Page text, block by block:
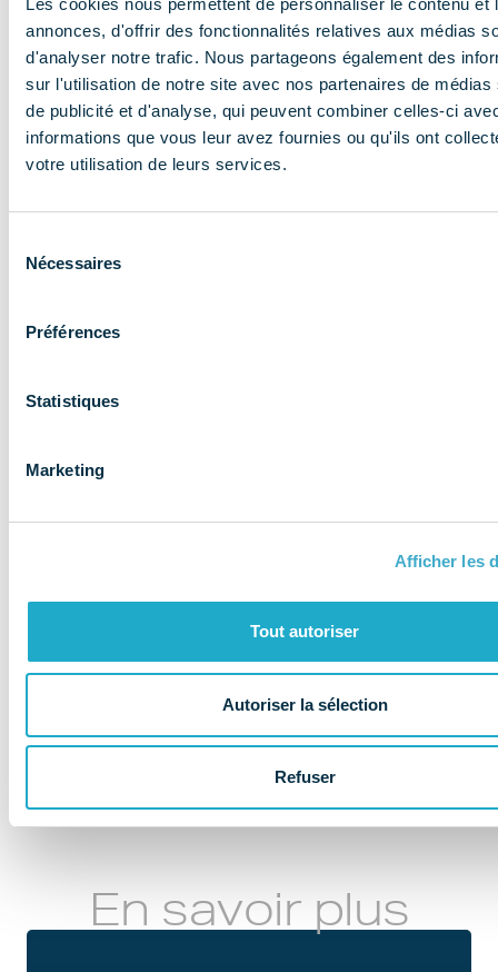
Les cookies nous permettent de personnaliser le contenu et
annonces, d'offrir des fonctionnalités relatives aux médias
d'analyser notre trafic. Nous partageons également des
sur l'utilisation de notre site avec nos partenaires de médias
de publicité et d'analyse, qui peuvent combiner celles-ci
informations que vous leur avez fournies ou qu'ils ont
votre utilisation de leurs services.
Nécessaires
Préférences
Statistiques
Marketing
Afficher les
Tout autoriser
Autoriser la sélection
Refuser
13014 Marseille – France
Devenez Adhérent
Bénéficiez de dossiers,
en exclusivité !
Des conseils et des outils spécifiques
Un espace dédié et sécurisé ou vous
pourrez retrouver tous vos contenus !
ADHÉRENT
En savoir plus